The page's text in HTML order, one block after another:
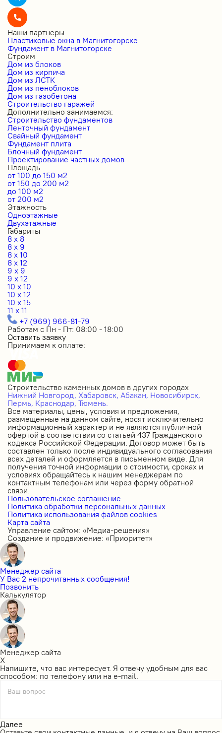
Наши партнеры
Пластиковые окна в Магнитогорске
Фундамент в Магнитогорске
Строим
Дом из блоков
Дом из кирпича
Дом из ЛСТК
Дом из пеноблоков
Дом из газобетона
Строительство гаражей
Дополнительно занимаемся:
Строительство фундаментов
Ленточный фундамент
Свайный фундамент
Фундамент плита
Блочный фундамент
Проектирование частных домов
Площадь
от 100 до 150 м2
от 150 до 200 м2
до 100 м2
от 200 м2
Этажность
Одноэтажные
Двухэтажные
Габариты
8 x 8
8 x 9
8 x 10
8 x 12
9 x 9
9 x 12
10 x 10
10 x 12
10 x 15
11 x 11
+7 (969) 966-81-79
Работам с Пн - Пт: 08:00 - 18:00
Оставить заявку
Принимаем к оплате:
Строительство каменных домов в других городах
Нижний Новгород, Хабаровск, Абакан, Новосибирск,
Пермь, Краснодар, Тюмень.
Все материалы, цены, условия и предложения,
размещенные на данном сайте, носят исключительно
информационный характер и не являются публичной
офертой в соответствии со статьей 437 Гражданского
кодекса Российской Федерации. Договор может быть
составлен только после индивидуального согласования
всех деталей и оформляется в письменном виде. Для
получения точной информации о стоимости, сроках и
условиях обращайтесь к нашим менеджерам по
контактным телефонам или через форму обратной
связи.
Пользовательское соглашение
Политика обработки персональных данных
Политика использования файлов cookies
Карта сайта
Управление сайтом: «Медиа-решения»
Создание и продвижение: «Приоритет»
Менеджер сайта
У Вас 2 непрочитанных сообщения!
Позвонить
Калькулятор
Менеджер сайта
X
Напишите, что вас интересует. Я отвечу удобным для вас
способом: по телефону или на e-mail.
Ваш вопрос
Далее